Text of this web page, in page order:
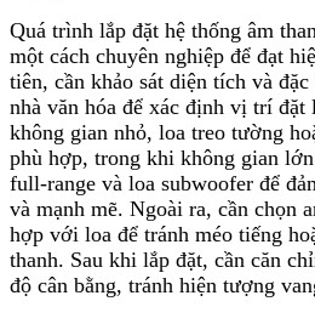
Quá trình lắp đặt hệ thống âm
một cách chuyên nghiệp để đạt
tiên, cần khảo sát diện tích và
nhà văn hóa để xác định vị trí
không gian nhỏ, loa treo tường
phù hợp, trong khi không gian
full-range và loa subwoofer để
và mạnh mẽ. Ngoài ra, cần chọn
hợp với loa để tránh méo tiếng
thanh. Sau khi lắp đặt, cần căn
độ cân bằng, tránh hiện tượng